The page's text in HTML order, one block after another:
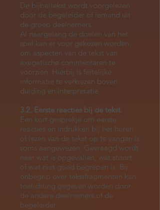
De bijbeltekst wordt voorgelezen
door de begeleider of iemand uit
de groep deelnemers.
Al naargelang de doelen van het
spel kan er voor gekozen worden
om aspecten van de tekst van
exegetische commentaren te
voorzien. Hierbij is feitelijke
informatie te verkiezen boven
duiding en interpretatie.
3.2. Eerste reacties bij de tekst.
Een kort gesprekje om eerste
reacties en indrukken bij het horen
of lezen van de tekst op te vangen is
soms aangewezen. Gevraagd wordt
naar wat is opgevallen, wat stoort
of wat niet goed begrepen is. Bij
onbegrip over tekstfragmenten kan
toelichting gegeven worden door
de andere deelnemers of de
begeleider.